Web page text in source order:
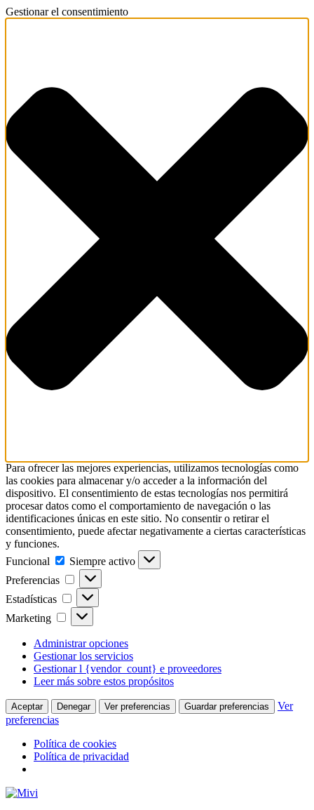
Gestionar el consentimiento
Para ofrecer las mejores experiencias, utilizamos tecnologías como
las cookies para almacenar y/o acceder a la información del
dispositivo. El consentimiento de estas tecnologías nos permitirá
procesar datos como el comportamiento de navegación o las
identificaciones únicas en este sitio. No consentir o retirar el
consentimiento, puede afectar negativamente a ciertas características
y funciones.
Funcional
Funcional
Siempre activo
Preferencias
Preferencias
Estadísticas Estadísticas
Marketing Marketing
Administrar opciones
Gestionar los servicios
Gestionar l {vendor_count} e proveedores
Leer más sobre estos propósitos
Aceptar Denegar Ver preferencias Guardar preferencias
Ver
preferencias
Política de cookies
Política de privacidad